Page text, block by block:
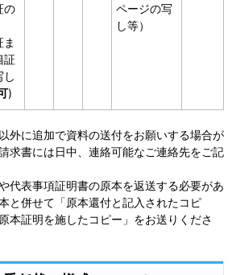
ページの写
し等）
の
ま
証
し
)
外に追加で資料の送付をお願いする場合が
求書には日中、連絡可能なご連絡先をご記
代表事項証明書の原本を返送する必要があ
と併せて「原本還付と記入されたコピ
本証明を施したコピー」をお送りくださ